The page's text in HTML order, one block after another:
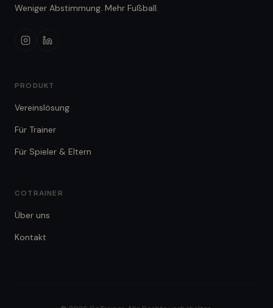
Weniger Abstimmung. Mehr Fußball.
PRODUKT
Vereinslösung
Für Trainer
Für Spieler & Eltern
COTRAINER
Über uns
Kontakt